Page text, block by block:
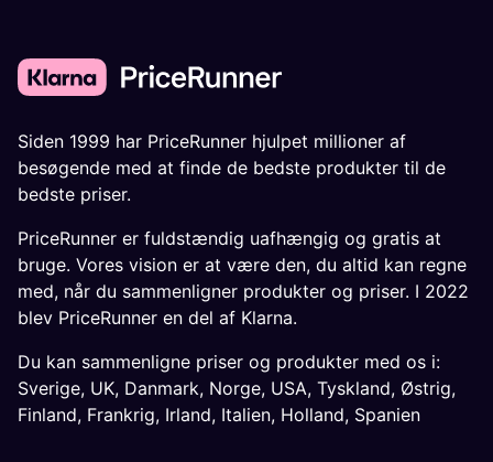
Siden 1999 har PriceRunner hjulpet millioner af
besøgende med at finde de bedste produkter til de
bedste priser.
PriceRunner er fuldstændig uafhængig og gratis at
bruge. Vores vision er at være den, du altid kan regne
med, når du sammenligner produkter og priser. I 2022
blev PriceRunner en del af Klarna.
Du kan sammenligne priser og produkter med os i:
Sverige, UK, Danmark, Norge, USA, Tyskland, Østrig,
Finland, Frankrig, Irland, Italien, Holland, Spanien